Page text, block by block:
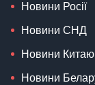
Новини Росії
Новини СНД
Новини Китаю
Новини